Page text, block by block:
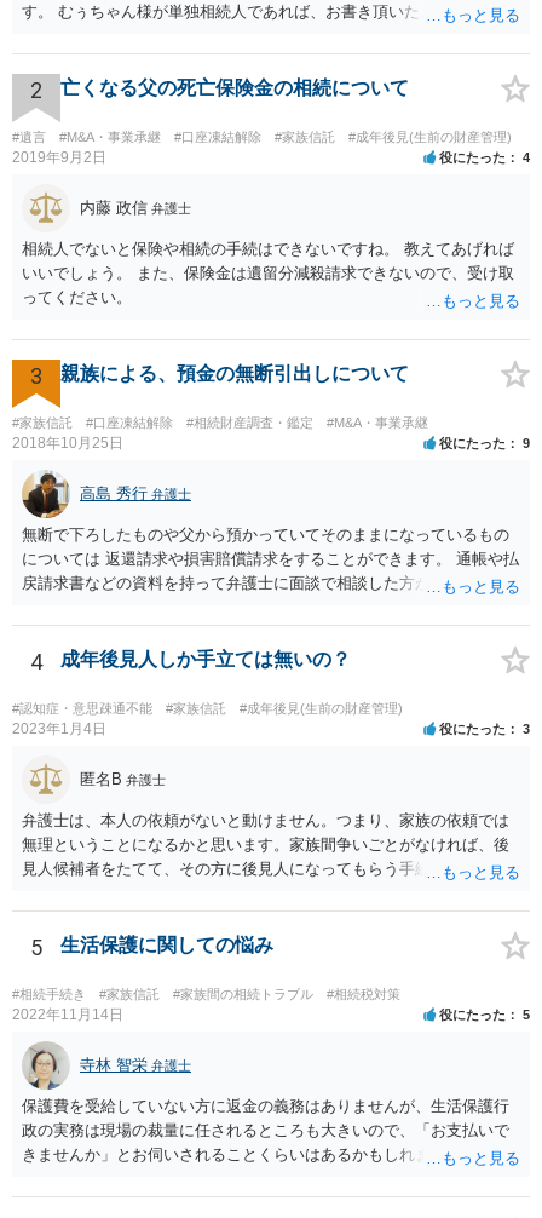
す。 むぅちゃん様が単独相続人であれば、お書き頂いたような方法で
相続人おられるということであれば、他の相続人との協議が必要とな
るところです。 また、当該点とは別にご主人から貸付ではなく贈与で
あると主張される可能性がございます。 その場合には、貸付であるこ
とを伺わせる事情をどれだけ積み重ねることが出来るか、というとこ
ろとなります。 返済の事実や、返済を約束するメール等です。 金額の
おく方が宜しいかと思います。 緊急という訳ではないかと思います
が、事前準備が早い方が有効な手段が増える傾向にありますので、早
目に弁護士を入れられることを御検討頂くと良いかと思います。
2 亡くなる父の死亡保険金の相続について
#遺言 #M&A・事業承継 #口座凍結解除 #家族信託 #成年後見(生前の財産管理)
2019年9月2日 役にたった 4
内藤 政信 弁護士
相続人でないと保険や相続の手続はできないですね。 教えてあげれば
いいでしょう。 また、保険金は遺留分減殺請求できないので、受け取
ってください。
3 親族による、預金の無断引出しについて
#家族信託 #口座凍結解除 #相続財産調査・鑑定 #M&A・事業承継
2018年10月25日 役にたった 9
高島 秀行 弁護士
無断で下ろしたものや父から預かっていてそのままになっているもの
については 返還請求や損害賠償請求をすることができます。 通帳や払
戻請求書などの資料を持って弁護士に面談で相談した方がよいと思い
4 成年後見人しか手立ては無いの？
#認知症・意思疎通不能 #家族信託 #成年後見(生前の財産管理)
2023年1月4日 役にたった 3
匿名B 弁護士
弁護士は、本人の依頼がないと動けません。つまり、家族の依頼では
無理ということになるかと思います。家族間争いごとがなければ、後
見人候補者をたてて、その方に後見人になってもらう手続をすすめた
5 生活保護に関しての悩み
#相続手続き #家族信託 #家族間の相続トラブル #相続税対策
2022年11月14日 役にたった 5
寺林 智栄 弁護士
保護費を受給していない方に返金の義務はありませんが、生活保護行
政の実務は現場の裁量に任されるところも大きいので、「お支払いで
きませんか」とお伺いされることくらいはあるかもしれません。 通報
考えてご判断いただくのが良いと思います。